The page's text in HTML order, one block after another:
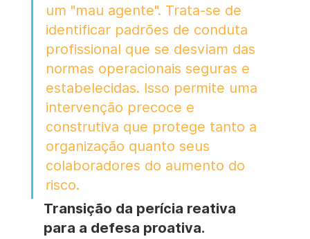
um "mau agente". Trata-se de
identificar padrões de conduta
profissional que se desviam das
normas operacionais seguras e
estabelecidas. Isso permite uma
intervenção precoce e
construtiva que protege tanto a
organização quanto seus
colaboradores do aumento do
risco.
Transição da perícia reativa
para a defesa proativa.